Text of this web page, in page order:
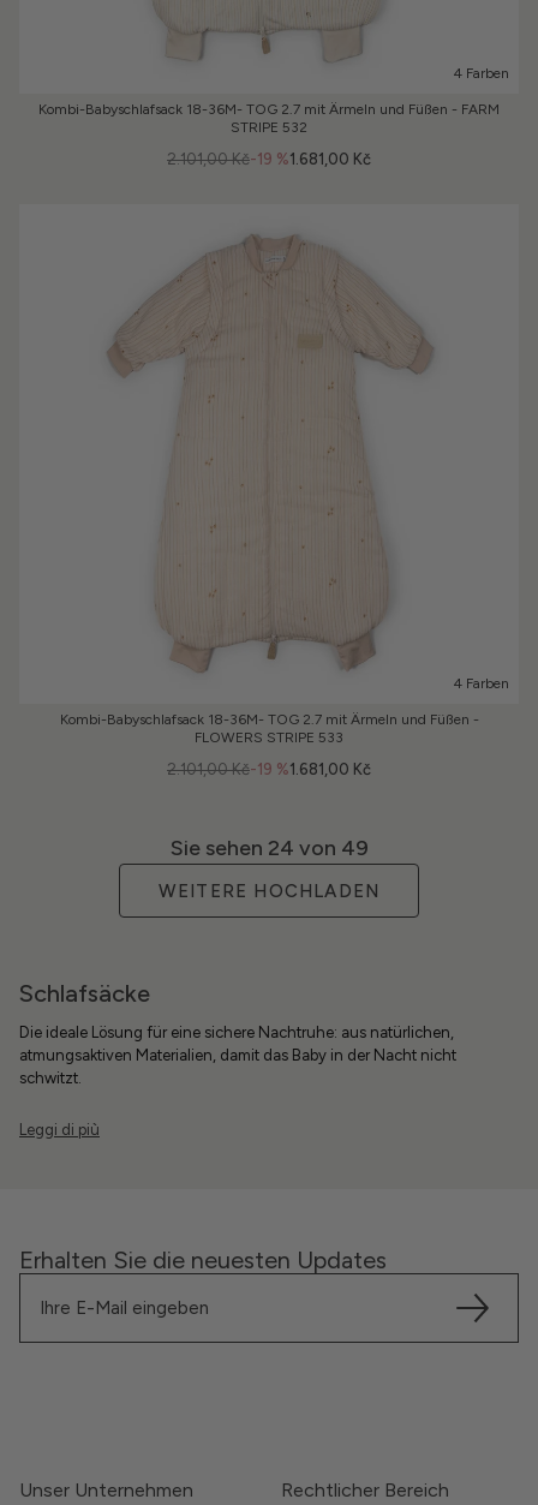
4 Farben
Kombi-Babyschlafsack 18-36M- TOG 2.7 mit Ärmeln und Füßen - FARM
STRIPE 532
-19 %
2.101,00 Kč 1.681,00 Kč
4 Farben
Kombi-Babyschlafsack 18-36M- TOG 2.7 mit Ärmeln und Füßen -
FLOWERS STRIPE 533
-19 %
2.101,00 Kč 1.681,00 Kč
Sie sehen 24 von 49
WEITERE HOCHLADEN
Schlafsäcke
Die ideale Lösung für eine sichere Nachtruhe: aus natürlichen,
atmungsaktiven Materialien, damit das Baby in der Nacht nicht
schwitzt.
Erhalten Sie die neuesten Updates
Unser Unternehmen Rechtlicher Bereich